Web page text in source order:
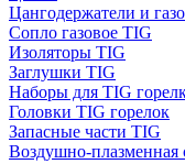
Цангодержатели и
Сопло газовое TIG
Изоляторы TIG
Заглушки TIG
Наборы для TIG
Головки TIG горелок
Запасные части TIG
Воздушно-плазменная